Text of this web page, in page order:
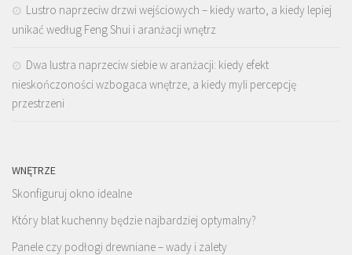
Lustro naprzeciw drzwi wejściowych – kiedy warto, a kiedy lepiej
unikać według Feng Shui i aranżacji wnętrz
Dwa lustra naprzeciw siebie w aranżacji: kiedy efekt
nieskończoności wzbogaca wnętrze, a kiedy myli percepcję
przestrzeni
WNĘTRZE
Skonfiguruj okno idealne
Który blat kuchenny będzie najbardziej optymalny?
Panele czy podłogi drewniane – wady i zalety